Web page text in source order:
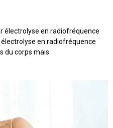
électrolyse en radiofréquence
en radiofréquence
du corps mais